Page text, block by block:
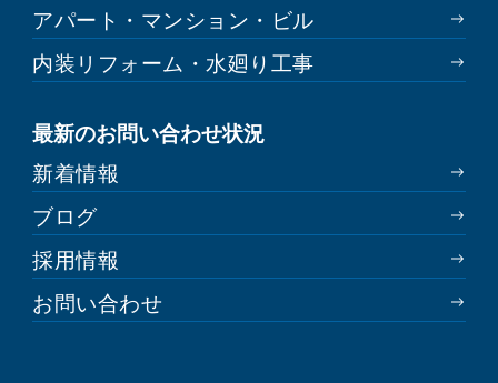
アパート・マンション・ビル
内装リフォーム・水廻り工事
最新のお問い合わせ状況
新着情報
ブログ
採用情報
お問い合わせ